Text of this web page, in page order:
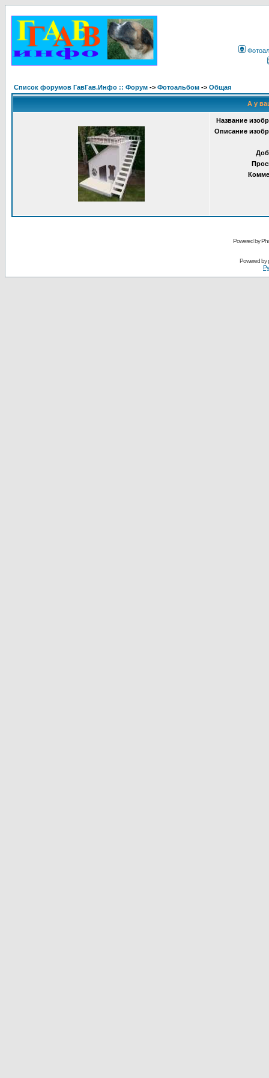
Список форумов ГавГав.Инфо :: Форум -> Фотоальбом -> Общая
А у
Название
Описание
Powered by
Powered by